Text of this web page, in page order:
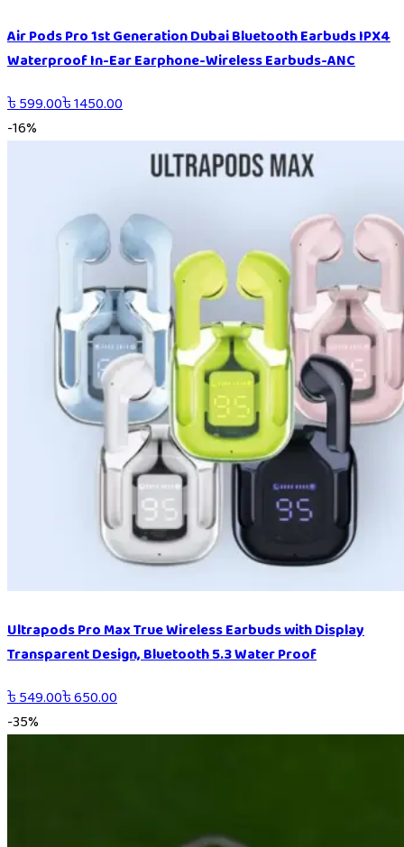
Air Pods Pro 1st Generation Dubai Bluetooth Earbuds IPX4
Waterproof In-Ear Earphone-Wireless Earbuds-ANC
৳599.00৳1450.00
-16%
Ultrapods Pro Max True Wireless Earbuds with Display
Transparent Design, Bluetooth 5.3 Water Proof
৳549.00৳650.00
-35%